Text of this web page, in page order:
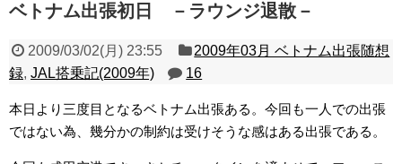
ベトナム出張初日 －ラウンジ退散－
2009/03/02(月) 23:55
2009年03月 ベトナム出張随想
録, JAL搭乗記(2009年) 16
本日より三度目となるベトナム出張ある。今回も一人での出張
ではない為、幾分かの制約は受けそうな感はある出張である。